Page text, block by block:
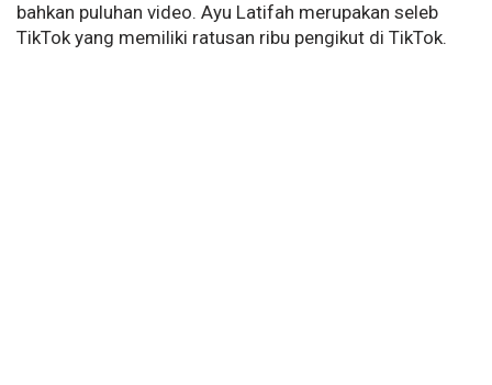
bahkan puluhan video. Ayu Latifah merupakan seleb
TikTok yang memiliki ratusan ribu pengikut di TikTok.